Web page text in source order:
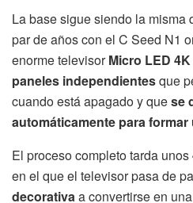
La base sigue siendo la misma
par de años con el C Seed N1
enorme televisorMicro LED
paneles independientesque
cuando está apagado y quese
automáticamente para
El proceso completo tarda unos
en el que el televisor pasa de
decorativaa convertirse en